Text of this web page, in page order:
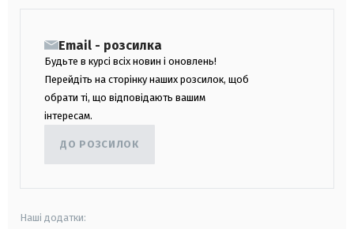
Email - розсилка
Будьте в курсі всіх новин і оновлень!
Перейдіть на сторінку наших розсилок, щоб
обрати ті, що відповідають вашим
інтересам.
ДО РОЗСИЛОК
Наші додатки: